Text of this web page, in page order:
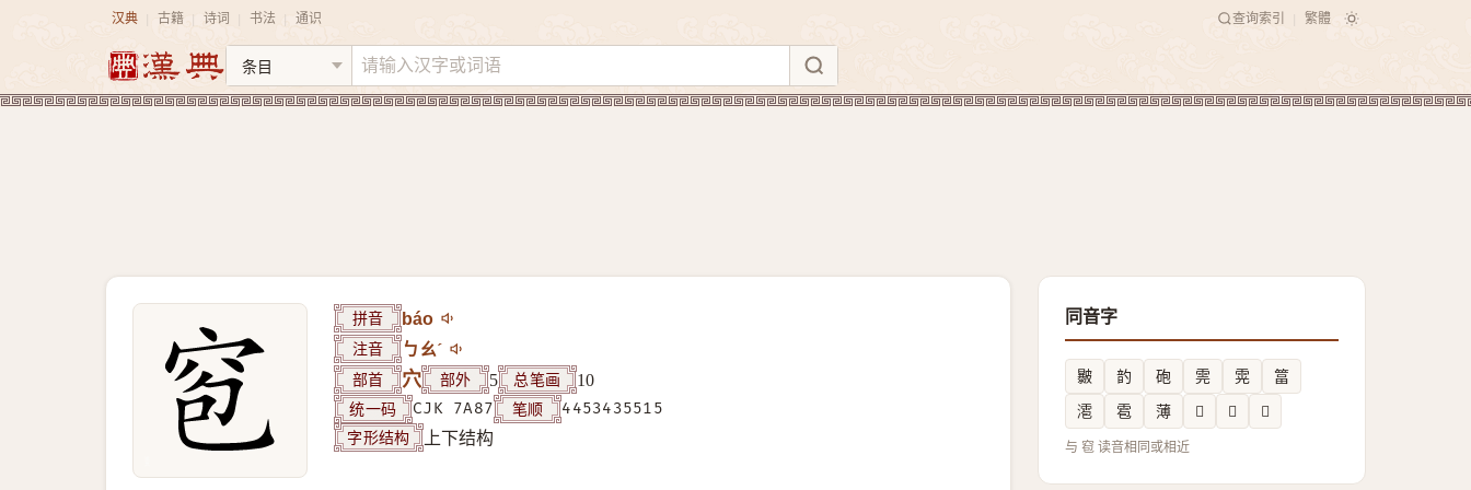
汉典 古籍 诗词 书法 通识 查询索引 繁體
拼音 báo
注音 ㄅㄠˊ
部首 穴 部外 5 总笔画 10
统一码 CJK 7A87 笔顺 4453435515
字形结构 上下结构
同音字
㿺 䪨 砲 䨌 䨔
䈏
㵡
雹 薄 𥭓 𧭤 𤐊
与 窇 读音相同或相近